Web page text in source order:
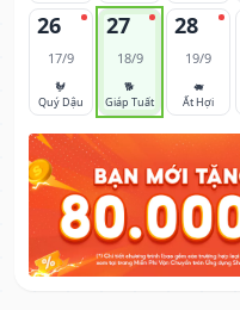
26
17/9
🐓
Quý Dậu
27
18/9
🐕
Giáp Tuất
28
19/9
🐖
Ất Hợi